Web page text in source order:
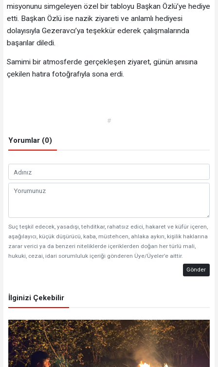
misyonunu simgeleyen özel bir tabloyu Başkan Özlü’ye hediye
etti. Başkan Özlü ise nazik ziyareti ve anlamlı hediyesi
dolayısıyla Gezeravcı’ya teşekkür ederek çalışmalarında
başarılar diledi.
Samimi bir atmosferde gerçekleşen ziyaret, günün anısına
çekilen hatıra fotoğrafıyla sona erdi.
#
Yorumlar (0)
Suç teşkil edecek, yasadışı, tehditkar, rahatsız edici, hakaret ve küfür içeren,
aşağılayıcı, küçük düşürücü, kaba, müstehcen, ahlaka aykırı, kişilik haklarına
zarar verici ya da benzeri niteliklerde içeriklerden doğan her türlü mali,
hukuki, cezai, idari sorumluluk içeriği gönderen Üye/Üyeler’e aittir.
Gönder
İlginizi Çekebilir